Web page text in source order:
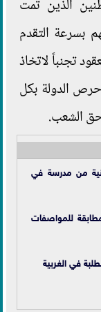
الذين تمت
بسرعة التقدم
تجنباً لاتخاذ
الدولة بكل
حق الشعب.
من مدرسة في
للمواصفات
في الغربية